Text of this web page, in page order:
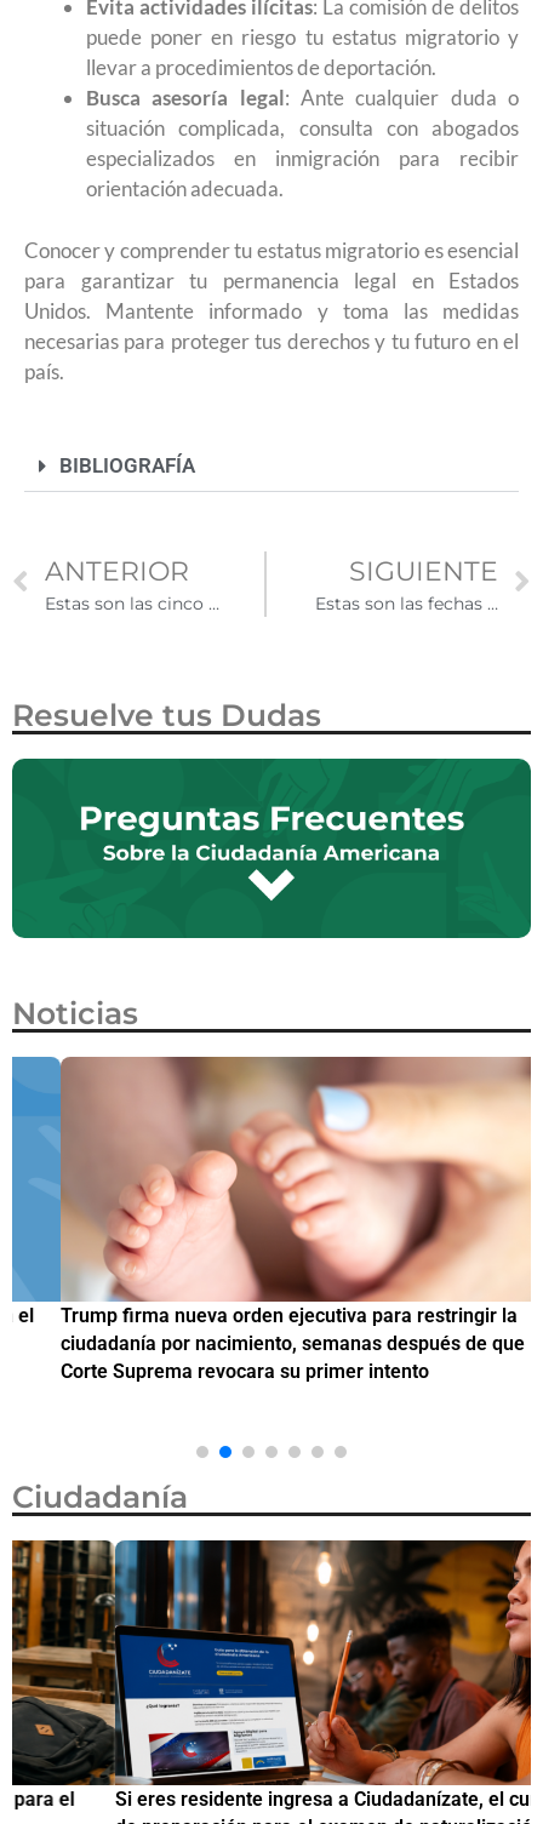
Evita actividades ilícitas: La comisión de delitos
puede poner en riesgo tu estatus migratorio y
llevar a procedimientos de deportación.​
Busca asesoría legal: Ante cualquier duda o
situación complicada, consulta con abogados
especializados en inmigración para recibir
orientación adecuada.​
Conocer y comprender tu estatus migratorio es esencial
para garantizar tu permanencia legal en Estados
Unidos. Mantente informado y toma las medidas
necesarias para proteger tus derechos y tu futuro en el
país.
BIBLIOGRAFÍA
ANTERIOR
Estas son las cinco empresas que más patrocinan visas H-1B
SIGUIENTE
Estas son las fechas de pago de SNAP para mayo 2025 en cada estado
Resuelve tus Dudas
Noticias
Trump firma nueva orden ejecutiva para restringir la
ciudadanía por nacimiento, semanas después de que la
Corte Suprema revocara su primer intento
Ciudadanía
Si eres residente ingresa a Ciudadanízate, el curso gratuito